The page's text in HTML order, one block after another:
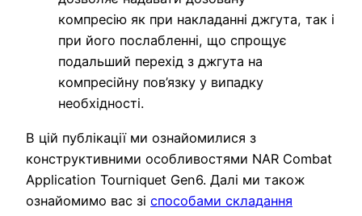
компресію як при накладанні джгута, так і
при його послабленні, що спрощує
подальший перехід з джгута на
компресійну пов’язку у випадку
необхідності.
В цій публікації ми ознайомилися з
конструктивними особливостями NAR Combat
Application Tourniquet Gen6. Далі ми також
ознайомимо вас зі способами складання